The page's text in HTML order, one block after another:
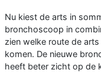
Nu kiest de arts in
bronchoscoop in
zien welke route de
komen. De nieuwe
heeft beter zicht op de